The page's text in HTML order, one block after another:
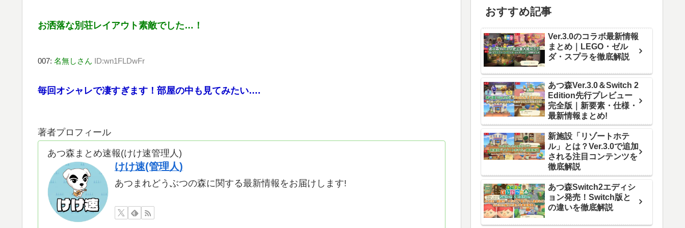
お洒落な別荘レイアウト素敵でした…！
007: 名無しさん ID:wn1FLDwFr
毎回オシャレで凄すぎます！部屋の中も見てみたい….
著者プロフィール
あつ森まとめ速報(けけ速管理人)
けけ速(管理人)
あつまれどうぶつの森に関する最新情報をお届けします!
おすすめ記事
Ver.3.0のコラボ最新情報
まとめ｜LEGO・ゼル
ダ・スプラを徹底解説
あつ森Ver.3.0＆Switch 2
Edition先行プレビュー
完全版｜新要素・仕様・
最新情報まとめ!
新施設「リゾートホテ
ル」とは？Ver.3.0で追加
される注目コンテンツを
徹底解説
あつ森Switch2エディシ
ョン発売！Switch版と
の違いを徹底解説